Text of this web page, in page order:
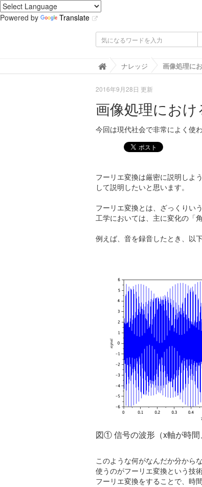
Powered by Translate
IMACEL Academy -人工知能・
ナレッジ 画像処理に
2016年9月28日 更新
画像処理にお
今回は現代社会で非常によく使
フーリエ変換は厳密に説明しよ
して説明したいと思います。
フーリエ変換とは、ざっくりい
工学においては、主に変化の「
例えば、音を録音したとき、以
図① 信号の波形（x軸が時間
このような何がなんだか分から
使うのがフーリエ変換という技術
フーリエ変換をすることで、時